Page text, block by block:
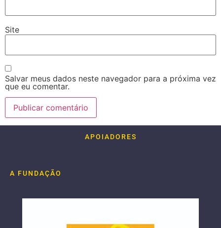
Site
Salvar meus dados neste navegador para a próxima vez
que eu comentar.
APOIADORES
A FUNDAÇÃO